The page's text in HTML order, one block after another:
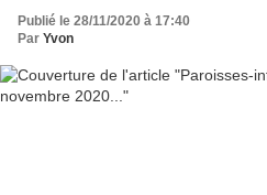
Publié le 28/11/2020 à 17:40
Par Yvon